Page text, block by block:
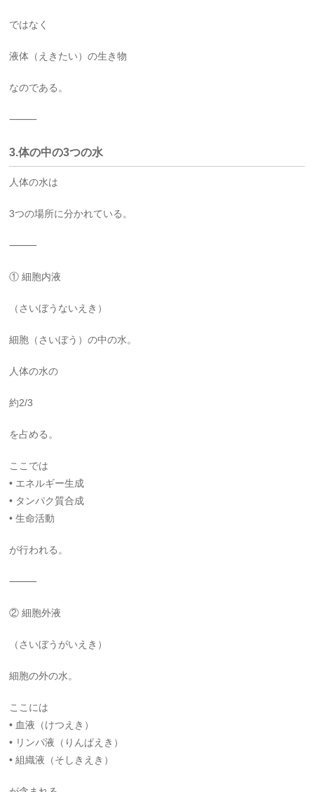
ではなく
液体（えきたい）の生き物
なのである。
⸻
3.体の中の3つの水
人体の水は
3つの場所に分かれている。
⸻
① 細胞内液
（さいぼうないえき）
細胞（さいぼう）の中の水。
人体の水の
約2/3
を占める。
ここでは
• エネルギー生成
• タンパク質合成
• 生命活動
が行われる。
⸻
② 細胞外液
（さいぼうがいえき）
細胞の外の水。
ここには
• 血液（けつえき）
• リンパ液（りんぱえき）
• 組織液（そしきえき）